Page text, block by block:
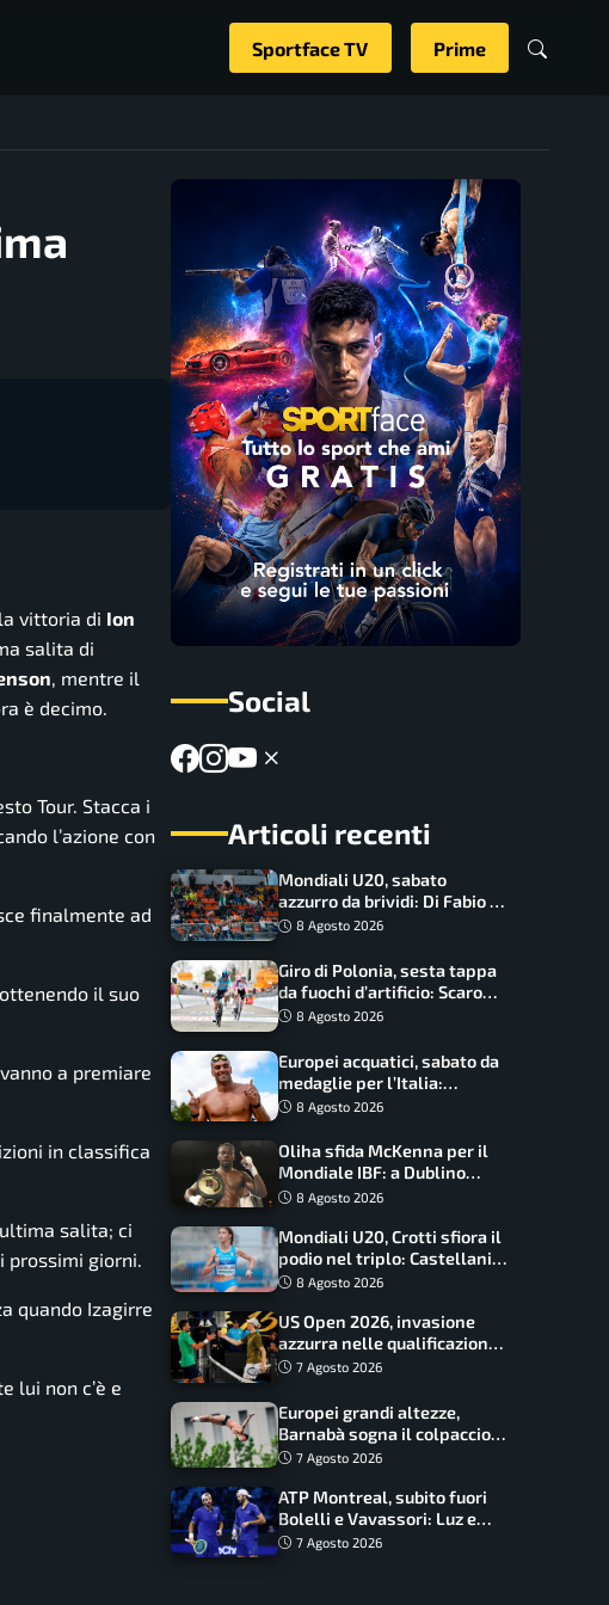
Sportface TV Prime
vittoria di Ion
salita di
, mentre il
è decimo.
Tour. Stacca i
l’azione con
finalmente ad
il suo
a premiare
in classifica
salita; ci
prossimi giorni.
quando Izagirre
lui non c’è e
Social
Articoli recenti
Mondiali U20, sabato
azzurro da brividi: Di Fabio e
Inzoli sognano le medaglie,
8 Agosto 2026
Giro di Polonia, sesta tappa
da fuochi d’artificio: Scaroni
può attaccare la maglia di
8 Agosto 2026
Europei acquatici, sabato da
medaglie per l’Italia:
Paltrinieri guida la staffetta,
grandi altezze
8 Agosto 2026
Oliha sfida McKenna per il
Mondiale IBF: a Dublino
serve l’impresa nella tana
8 Agosto 2026
Mondiali U20, Crotti sfiora il
podio nel triplo: Castellani
da record, Succo in finale
8 Agosto 2026
US Open 2026, invasione
azzurra nelle qualificazioni:
17 italiani a caccia del main
7 Agosto 2026
Europei grandi altezze,
Barnabà sogna il colpaccio:
è leader a metà gara, Baraldi
7 Agosto 2026
ATP Montreal, subito fuori
Bolelli e Vavassori: Luz e
Matos fermano gli azzurri
7 Agosto 2026